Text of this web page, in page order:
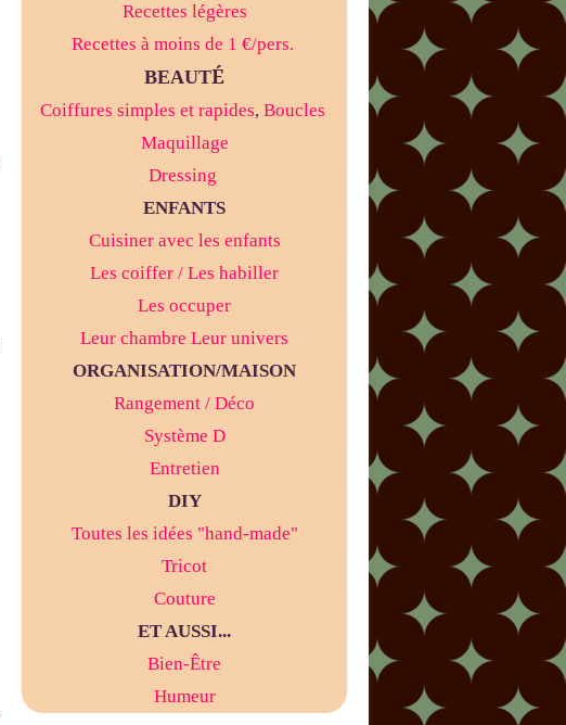
Recettes légères
Recettes à moins de 1 €/pers.
BEAUTÉ
Coiffures simples et rapides, Boucles
Maquillage
Dressing
ENFANTS
Cuisiner avec les enfants
Les coiffer / Les habiller
Les occuper
Leur chambre Leur univers
ORGANISATION/MAISON
Rangement / Déco
Système D
Entretien
DIY
Toutes les idées "hand-made"
Tricot
Couture
ET AUSSI...
Bien-Être
Humeur